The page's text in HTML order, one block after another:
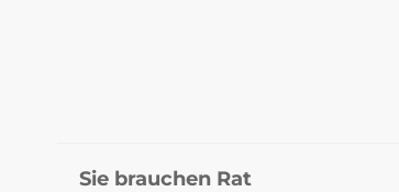
Sie brauchen Rat